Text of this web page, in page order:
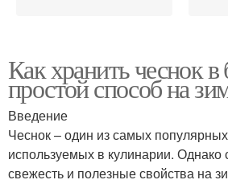
Способ без варки
Способ в банки
Как хранить чеснок в
простой способ на
Введение
Чеснок – один из самых
используемых в кулинарии. Однако
свежесть и полезные свойства на